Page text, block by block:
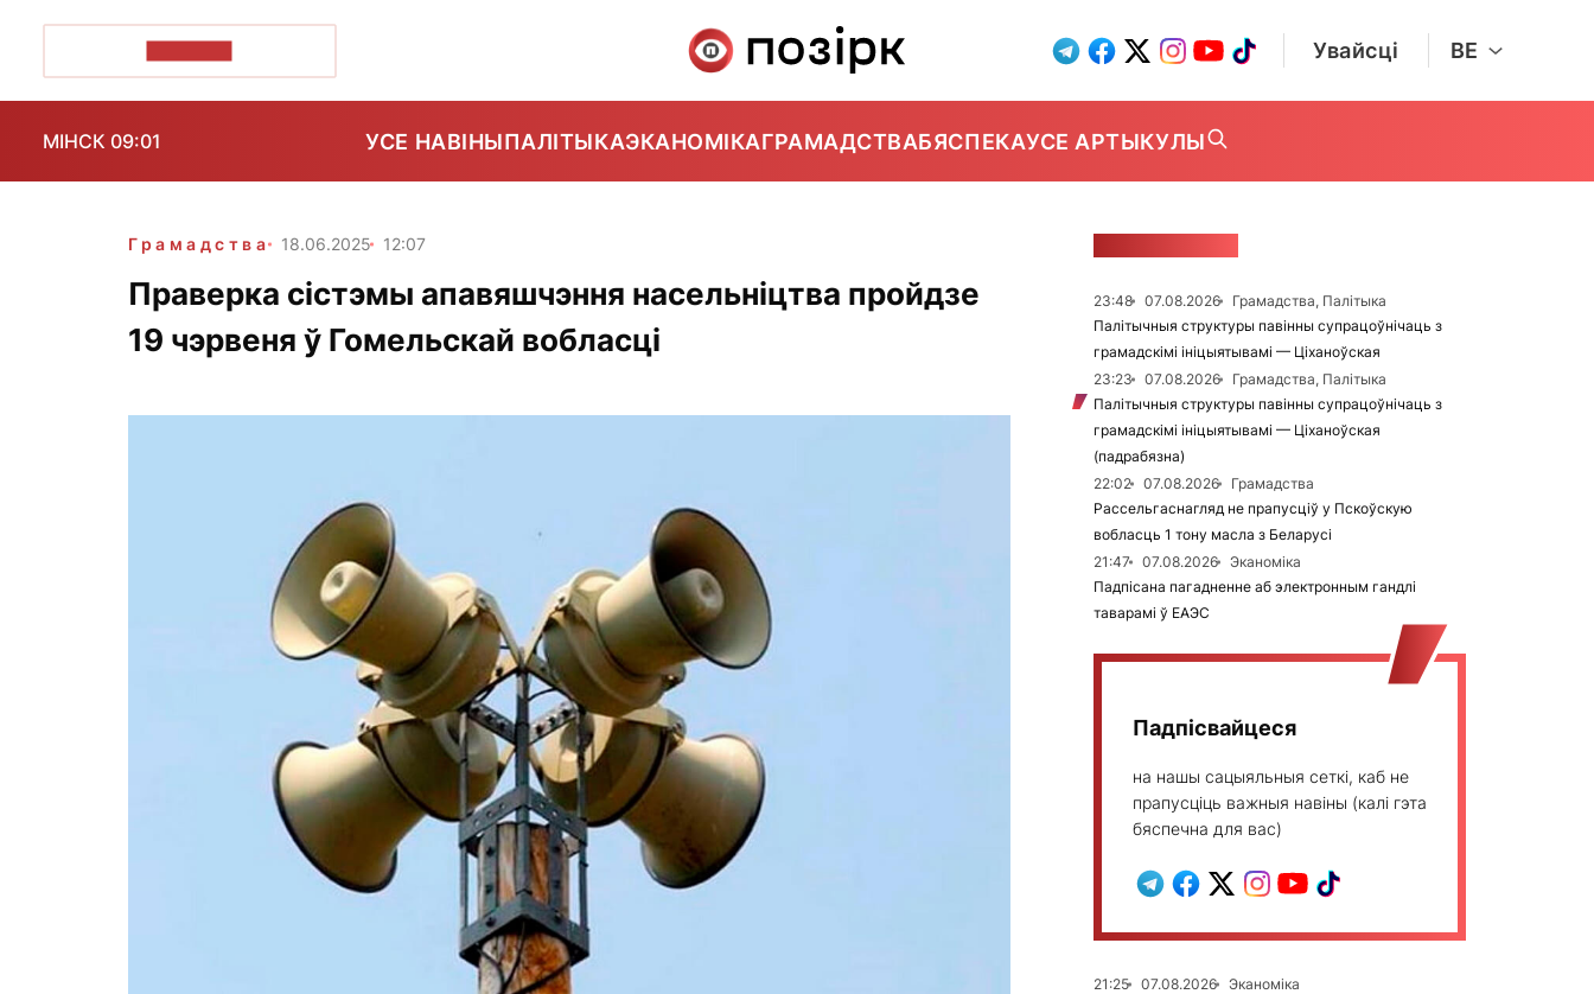
Увайсці BE
МІНСК 09:01 УСЕ НАВІНЫПАЛІТЫКАЭКАНОМІКАГРАМАДСТВАБЯСПЕКАУСЕ АРТЫКУЛЫ
Грамадства 18.06.2025 12:07
Праверка сістэмы апавяшчэння насельніцтва пройдзе
19 чэрвеня ў Гомельскай вобласці
23:48 07.08.2026
Грамадства, Палітыка
Палітычныя структуры павінны супрацоўнічаць з
грамадскімі ініцыятывамі — Ціханоўская
23:23
07.08.2026
Грамадства, Палітыка
Палітычныя структуры павінны супрацоўнічаць з
грамадскімі ініцыятывамі — Ціханоўская
(падрабязна)
22:02
07.08.2026
Грамадства
Рассельгаснагляд не прапусціў у Пскоўскую
вобласць 1 тону масла з Беларусі
21:47
07.08.2026
Эканоміка
Падпісана пагадненне аб электронным гандлі
таварамі ў ЕАЭС
Падпісвайцеся
на нашы сацыяльныя сеткі, каб не
прапусціць важныя навіны (калі гэта
бяспечна для вас)
21:25 07.08.2026
Эканоміка